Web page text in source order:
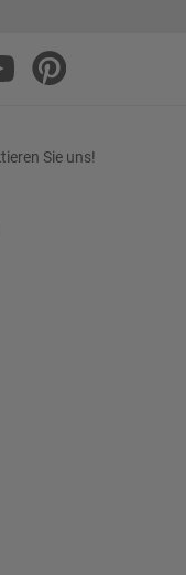
Sie uns!